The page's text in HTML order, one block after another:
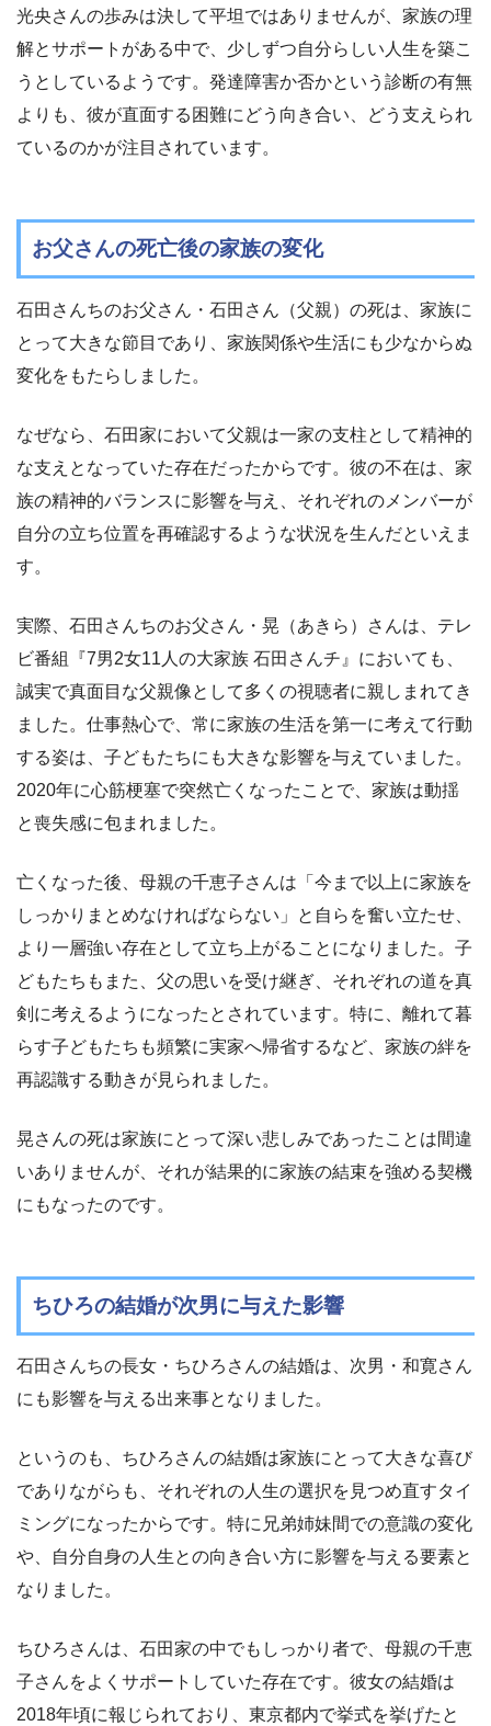
光央さんの歩みは決して平坦ではありませんが、家族の理
解とサポートがある中で、少しずつ自分らしい人生を築こ
うとしているようです。発達障害か否かという診断の有無
よりも、彼が直面する困難にどう向き合い、どう支えられ
ているのかが注目されています。
お父さんの死亡後の家族の変化
石田さんちのお父さん・石田さん（父親）の死は、家族に
とって大きな節目であり、家族関係や生活にも少なからぬ
変化をもたらしました。
なぜなら、石田家において父親は一家の支柱として精神的
な支えとなっていた存在だったからです。彼の不在は、家
族の精神的バランスに影響を与え、それぞれのメンバーが
自分の立ち位置を再確認するような状況を生んだといえま
す。
実際、石田さんちのお父さん・晃（あきら）さんは、テレ
ビ番組『7男2女11人の大家族 石田さんチ』においても、
誠実で真面目な父親像として多くの視聴者に親しまれてき
ました。仕事熱心で、常に家族の生活を第一に考えて行動
する姿は、子どもたちにも大きな影響を与えていました。
2020年に心筋梗塞で突然亡くなったことで、家族は動揺
と喪失感に包まれました。
亡くなった後、母親の千恵子さんは「今まで以上に家族を
しっかりまとめなければならない」と自らを奮い立たせ、
より一層強い存在として立ち上がることになりました。子
どもたちもまた、父の思いを受け継ぎ、それぞれの道を真
剣に考えるようになったとされています。特に、離れて暮
らす子どもたちも頻繁に実家へ帰省するなど、家族の絆を
再認識する動きが見られました。
晃さんの死は家族にとって深い悲しみであったことは間違
いありませんが、それが結果的に家族の結束を強める契機
にもなったのです。
ちひろの結婚が次男に与えた影響
石田さんちの長女・ちひろさんの結婚は、次男・和寛さん
にも影響を与える出来事となりました。
というのも、ちひろさんの結婚は家族にとって大きな喜び
でありながらも、それぞれの人生の選択を見つめ直すタイ
ミングになったからです。特に兄弟姉妹間での意識の変化
や、自分自身の人生との向き合い方に影響を与える要素と
なりました。
ちひろさんは、石田家の中でもしっかり者で、母親の千恵
子さんをよくサポートしていた存在です。彼女の結婚は
2018年頃に報じられており、東京都内で挙式を挙げたと